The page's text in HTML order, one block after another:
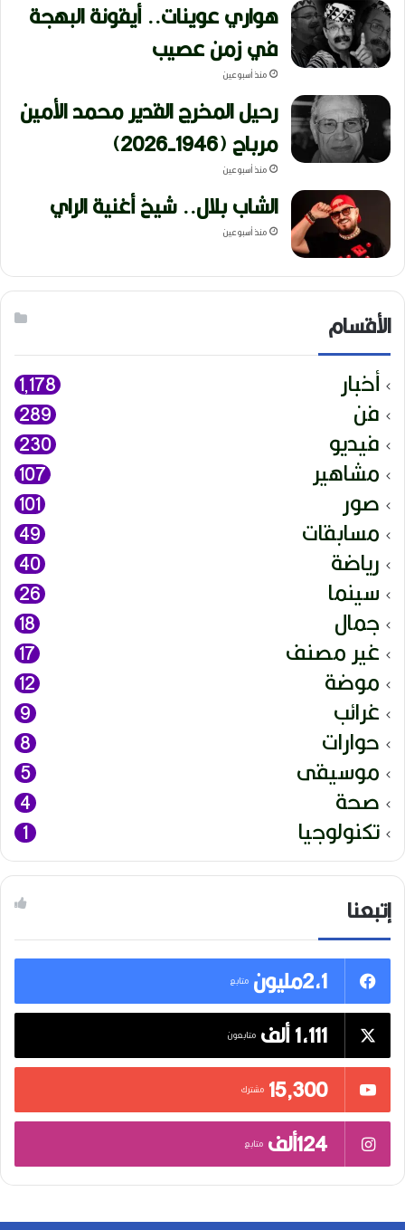
هواري عوينات.. أيقونة البهجة
في زمن عصيب
منذ أسبوعين
رحيل المخرج القدير محمد الأمين
مرباح (1946-2026)
منذ أسبوعين
الشاب بلال.. شيخ أغنية الراي
منذ أسبوعين
الأقسام
أخبار 1٬178
فن 289
فيديو 230
مشاهير 107
صور 101
مسابقات 49
رياضة 40
سينما 26
جمال 18
غير مصنف 17
موضة 12
غرائب 9
حوارات 8
موسيقى 5
صحة 4
تكنولوجيا 1
إتبعنا
2,1مليون
متابع
1,111 ألف متابعون
15٬300 مشترك
124ألف متابع